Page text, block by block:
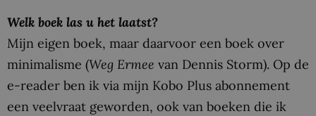
Welk boek las u het laatst?
Mijn eigen boek, maar daarvoor een boek over
minimalisme (Weg Ermee van Dennis Storm). Op de
e-reader ben ik via mijn Kobo Plus abonnement
een veelvraat geworden, ook van boeken die ik